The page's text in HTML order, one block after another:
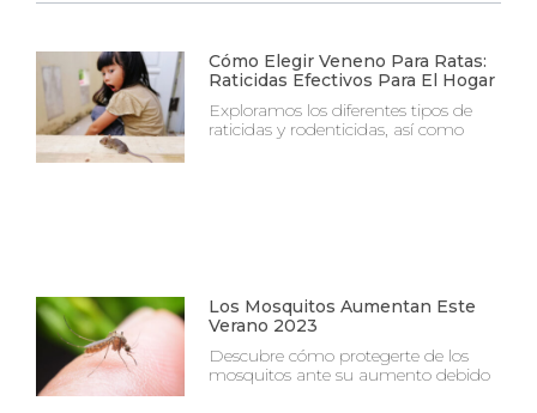
Cómo Elegir Veneno Para Ratas:
Raticidas Efectivos Para El Hogar
Exploramos los diferentes tipos de
raticidas y rodenticidas, así como
Los Mosquitos Aumentan Este
Verano 2023
Descubre cómo protegerte de los
mosquitos ante su aumento debido